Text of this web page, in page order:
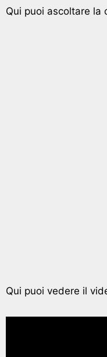
Qui puoi ascoltare la
Qui puoi vedere il